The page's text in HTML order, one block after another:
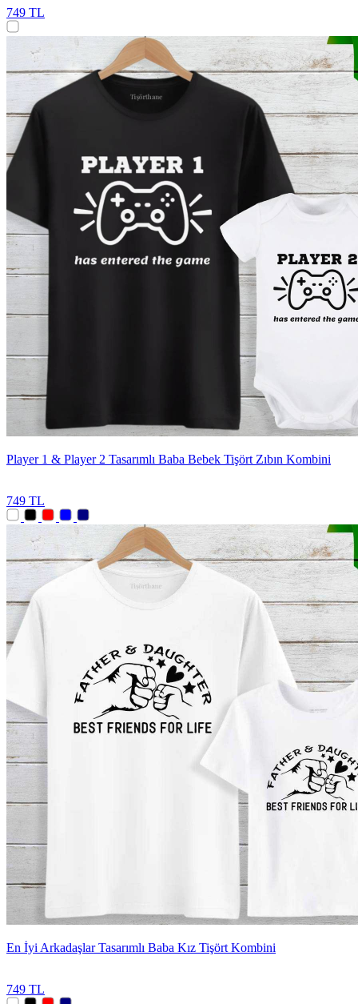
749 TL
Player 1 & Player 2 Tasarımlı Baba Bebek Tişört Zıbın Kombini
749 TL
En İyi Arkadaşlar Tasarımlı Baba Kız Tişört Kombini
749 TL